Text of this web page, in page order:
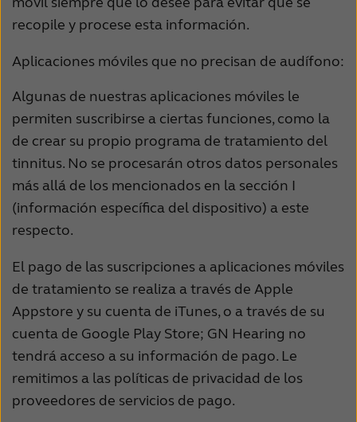
recopile y procese esta información.
Aplicaciones móviles que no precisan de audífono:
Algunas de nuestras aplicaciones móviles le
permiten suscribirse a ciertas funciones, como la
de crear su propio programa de tratamiento del
tinnitus. No se procesarán otros datos personales
más allá de los mencionados en la sección I
(información específica del dispositivo) a este
respecto.
El pago de las suscripciones a aplicaciones móviles
de tratamiento se realiza a través de Apple
Appstore y su cuenta de iTunes, o a través de su
cuenta de Google Play Store; GN Hearing no
tendrá acceso a su información de pago. Le
remitimos a las políticas de privacidad de los
proveedores de servicios de pago.